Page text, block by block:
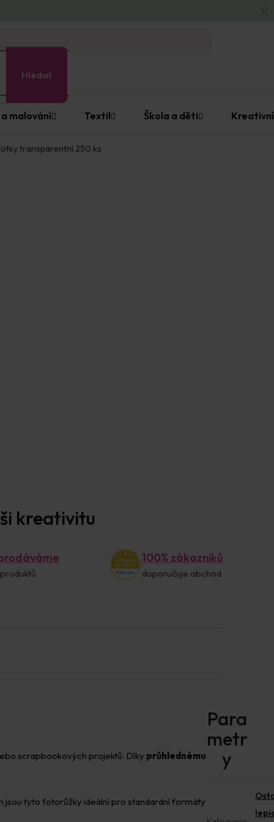
Hledat
malování Textil Škola a děti
transparentní 250 ks
kreativitu
100% zákazníků
doporučuje obchod
scrapbookových projektů. Díky průhlednému
jsou tyto fotorůžky ideální pro standardní formáty